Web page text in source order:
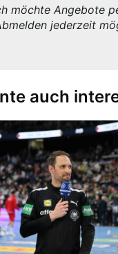
möchte Angebote
jederzeit
auch